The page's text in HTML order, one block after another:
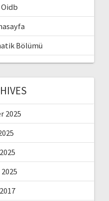
Bölümü
2025